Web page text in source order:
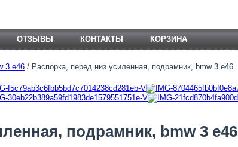
ОТЗЫВЫ КОНТАКТЫ КОРЗИНА
3 e46 / Распорка, перед низ усиленная, подрамник, bmw 3 e46
подрамник, bmw 3 e46